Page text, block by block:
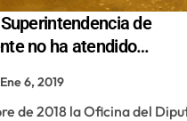
de
no ha atendido
molestos desde
Ene 6, 2019